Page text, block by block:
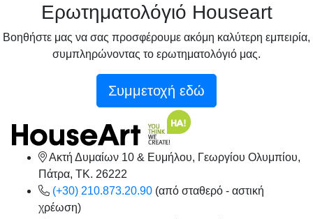
Ερωτηματολόγιό Houseart
Βοηθήστε μας να σας προσφέρουμε ακόμη καλύτερη εμπειρία,
συμπληρώνοντας το ερωτηματολόγιό μας.
Συμμετοχή εδώ
Ακτή Δυμαίων 10 & Ευμήλου, Γεωργίου Ολυμπίου,
Πάτρα, TK. 26222
(+30) 210.873.20.90 (από σταθερό - αστική
χρέωση)